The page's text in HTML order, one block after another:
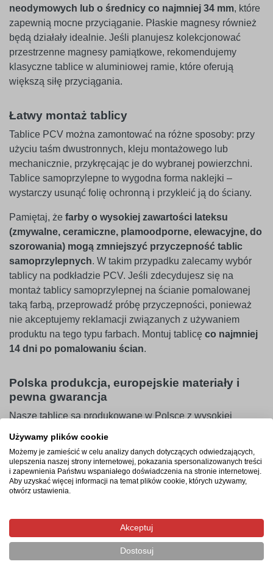
neodymowych lub o średnicy co najmniej 34 mm, które
zapewnią mocne przyciąganie. Płaskie magnesy również
będą działały idealnie. Jeśli planujesz kolekcjonować
przestrzenne magnesy pamiątkowe, rekomendujemy
klasyczne tablice w aluminiowej ramie, które oferują
większą siłę przyciągania.
Łatwy montaż tablicy
Tablice PCV można zamontować na różne sposoby: przy
użyciu taśm dwustronnych, kleju montażowego lub
mechanicznie, przykręcając je do wybranej powierzchni.
Tablice samoprzylepne to wygodna forma naklejki –
wystarczy usunąć folię ochronną i przykleić ją do ściany.
Pamiętaj, że farby o wysokiej zawartości lateksu
(zmywalne, ceramiczne, plamoodporne, elewacyjne, do
szorowania) mogą zmniejszyć przyczepność tablic
samoprzylepnych. W takim przypadku zalecamy wybór
tablicy na podkładzie PCV. Jeśli zdecydujesz się na
montaż tablicy samoprzylepnej na ścianie pomalowanej
taką farbą, przeprowadź próbę przyczepności, ponieważ
nie akceptujemy reklamacji związanych z używaniem
produktu na tego typu farbach. Montuj tablicę co najmniej
14 dni po pomalowaniu ścian.
Polska produkcja, europejskie materiały i
pewna gwarancja
Nasze tablice są produkowane w Polsce z wysokiej
od europejskich dostawców. Dzięki temu masz pewność,
że każdy produkt spełnia najwyższe standardy jakości.
Dodatkowo, oferujemy2-letnią gwarancjęna nasze
tablice, co daje Ci pełną pewność, że wybierasz produkt
w sprawdzoną jakość, lokalną produkcję oraz solidne
Używamy plików cookie
Możemy je zamieścić w celu analizy danych dotyczących odwiedzających,
ulepszenia naszej strony internetowej, pokazania spersonalizowanych treści
i zapewnienia Państwu wspaniałego doświadczenia na stronie internetowej.
Aby uzyskać więcej informacji na temat plików cookie, których używamy,
otwórz ustawienia.
Akceptuj
Dostosuj